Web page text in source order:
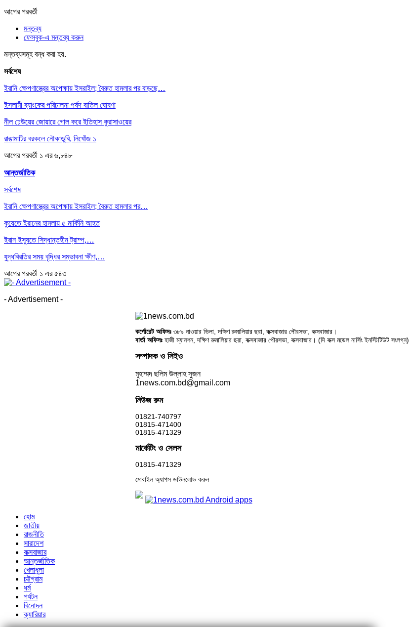
আগেরপরবর্তী
মন্তব্য
ফেসবুক-এ মন্তব্য করুন
মন্তব্যসমূহ বন্ধ করা হয়.
সর্বশেষ
ইরানি ক্ষেপণাস্ত্রের অপেক্ষায় ইসরাইল; বৈরুত হামলার পর বাড়ছে…
ইসলামী ব্যাংকের পরিচালনা পর্ষদ বাতিল ঘোষণা
নীল ঢেউয়ের জোয়ারে গোল করে ইতিহাস কুরাসাওয়ের
রাঙামাটির বরকলে নৌকাডুবি, নিখোঁজ ১
আগেরপরবর্তী ১ এর ৬,৮৪৮
আন্তর্জাতিক
সর্বশেষ
ইরানি ক্ষেপণাস্ত্রের অপেক্ষায় ইসরাইল; বৈরুত হামলার পর…
কুয়েতে ইরানের হামলায় ৫ মার্কিনি আহত
ইরান ইস্যুতে সিদ্ধান্তহীন ট্রাম্প,…
যুদ্ধবিরতির সময় বৃদ্ধির সম্ভাবনা ক্ষীণ,…
আগেরপরবর্তী ১ এর ৫৪৩
- Advertisement -
কর্পোরেট অফিসঃ৩৮৯ নাওয়ার ভিলা, দক্ষিণ রুমালিয়ার ছরা, কক্সবাজার পৌরসভা, কক্সবাজার।
বার্তা অফিসঃ হাজী ম্যানশন, দক্ষিণ রুমালিয়ার ছরা, কক্সবাজার পৌরসভা, কক্সবাজার। (দি কক্স মডেল নার্সিং ইনস্টিটিউট সংলগ্ন)
সম্পাদক ও সিইও
মুহাম্মদ ছলিম উল্লাহ সুজন
1news.com.bd@gmail.com
নিউজ রুম
01821-740797
01815-471400
01815-471329
মার্কেটিং ও সেলস
01815-471329
মোবাইল অ্যাপস ডাউনলোড করুন
হোম
জাতীয়
রাজনীতি
সারাদেশ
কক্সবাজার
আন্তর্জাতিক
খেলাধুলা
চট্টগ্রাম
ধর্ম
পর্যটন
বিনোদন
ক্যারিয়ার